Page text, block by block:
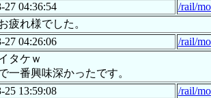
27 04:36:54
/rail/
疲れ様でした。
27 04:26:06
/rail/
タケｗ
一番興味深かったです。
25 13:59:08
/rail/